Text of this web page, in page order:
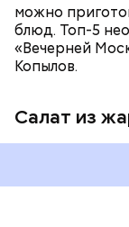
можно
блюд. Топ-5
«Вечерней
Копылов.
Салат из
кремний —
ногти и
Вред дыни
А врач-
что